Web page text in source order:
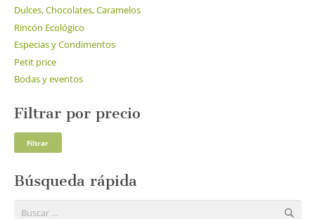
Dulces, Chocolates, Caramelos
Rincón Ecológico
Especias y Condimentos
Petit price
Bodas y eventos
Filtrar por precio
Filtrar
Búsqueda rápida
Buscar: